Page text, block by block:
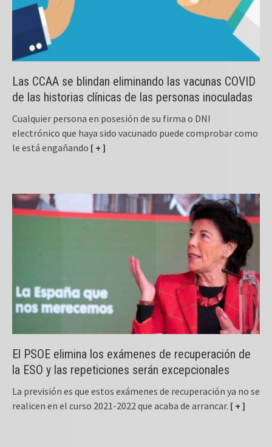
Las CCAA se blindan eliminando las vacunas COVID
de las historias clínicas de las personas inoculadas
Cualquier persona en posesión de su firma o DNI
electrónico que haya sido vacunado puede comprobar como
le está engañando [ + ]
El PSOE elimina los exámenes de recuperación de
la ESO y las repeticiones serán excepcionales
La previsión es que estos exámenes de recuperación ya no se
realicen en el curso 2021-2022 que acaba de arrancar. [ + ]